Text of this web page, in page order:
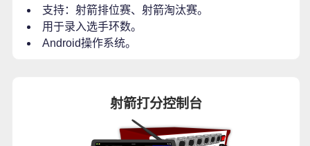
支持：射箭排位赛、射箭淘汰赛。
用于录入选手环数。
Android操作系统。
射箭打分控制台